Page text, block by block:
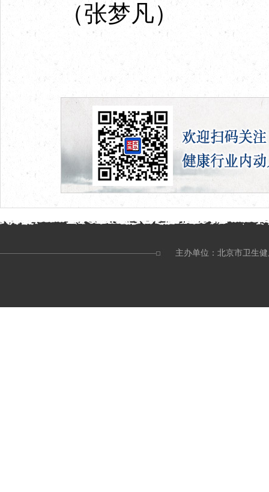
（张梦凡）
主办单位：北京市卫生